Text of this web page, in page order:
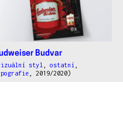
Budvar
styl ,ostatní
, 2019/2020)